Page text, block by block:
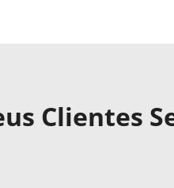
Clientes